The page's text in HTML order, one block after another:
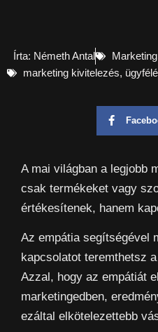
Írta: Németh Antal
marketing kivitelezés,
A mai világban a legjobb
csak termékeket vagy
értékesítenek, hanem
Az empátia segítségével
kapcsolatot teremthetsz
Azzal, hogy az empátiát
marketingedben,
ezáltal elkötelezettebb